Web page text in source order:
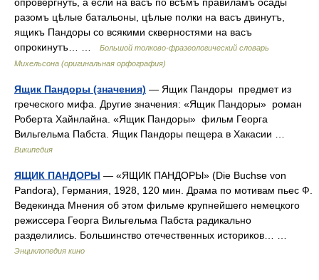
разомъ цѣлые батальоны, цѣлые полки на васъ двинутъ,
ящикъ Пандоры со всякими скверностями на васъ
опрокинутъ… …
Большой толково-фразеологический словарь
Михельсона (оригинальная орфография)
Ящик Пандоры (значения) — Ящик Пандоры предмет из
греческого мифа. Другие значения: «Ящик Пандоры» роман
Роберта Хайнлайна. «Ящик Пандоры» фильм Георга
Вильгельма Пабста. Ящик Пандоры пещера в Хакасии …
Википедия
ЯЩИК ПАНДОРЫ — «ЯЩИК ПАНДОРЫ» (Die Buchse von
Pandora), Германия, 1928, 120 мин. Драма по мотивам пьес Ф.
Ведекинда Мнения об этом фильме крупнейшего немецкого
режиссера Георга Вильгельма Пабста радикально
разделились. Большинство отечественных историков… …
Энциклопедия кино